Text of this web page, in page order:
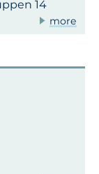
14
more